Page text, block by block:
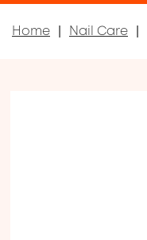
Home Nail Care